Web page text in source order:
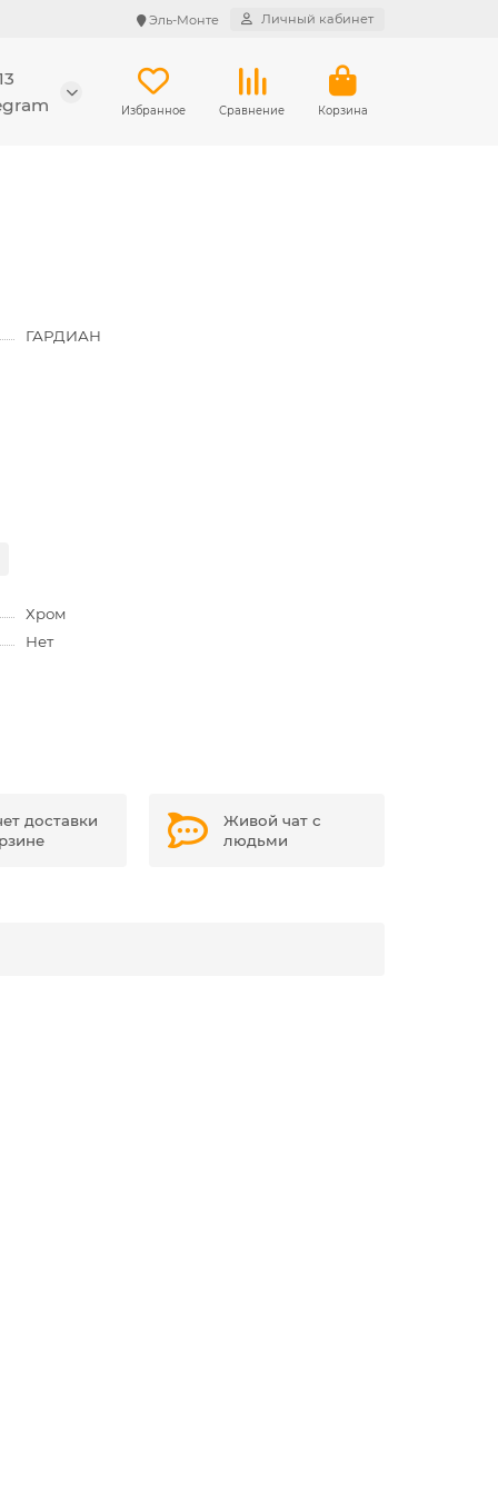
Эль-Монте Личный кабинет
Избранное Сравнение Корзина
ГАРДИАН
Хром
Нет
доставки
Живой чат с
людьми